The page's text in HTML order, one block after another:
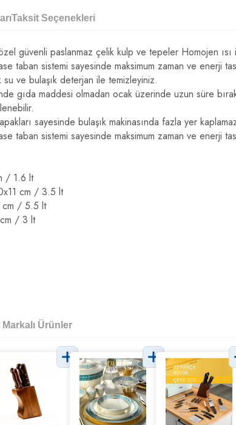
Taksit Seçenekleri
güvenli paslanmaz çelik kulp ve tepeler Homojen
taban sistemi sayesinde maksimum zaman ve enerji
su ve bulaşık deterjan ile temizleyiniz.
gıda maddesi olmadan ocak üzerinde uzun süre
sayesinde bulaşık makinasında fazla yer
taban sistemi sayesinde maksimum zaman ve enerji
/ 1.6 lt
cm / 3.5 lt
cm / 5.5 lt
cm / 3 lt
Ürünler